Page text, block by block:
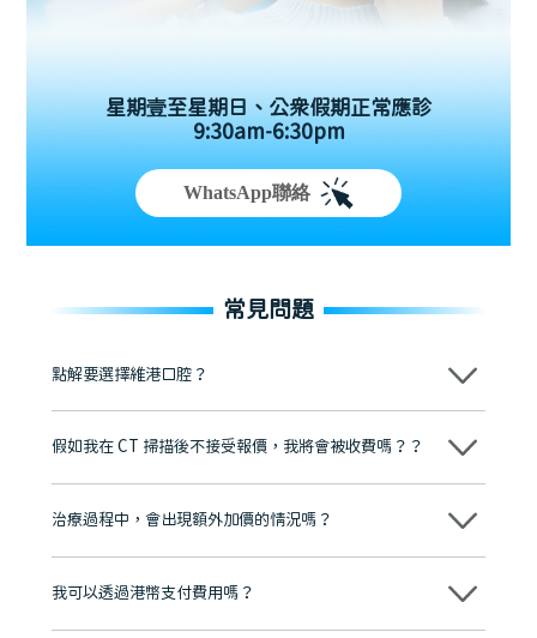
星期壹至星期日、公眾假期正常應診
9:30am-6:30pm
WhatsApp聯絡
常見問題
點解要選擇維港口腔？
維港口腔踐行「醫道濟世」的大學校訓，各分院匯聚來自香港、內地的
牌」、「2025香港企業領袖品牌」，是諾貝爾種植系統全球放心植牙中
至今已服務超過三十個國家和地區的顧客，受到粵港澳大灣區及周邊城
市市民極高的口碑評價及信任推薦 珠海、深圳設有八大分院，香港亦設
有咨詢及服務保障中心，有任何問題都可以隨時預約免費咨詢，讓人十
假如我在 CT 掃描後不接受報價，我將會被收費嗎？？
不會！只要未開始實際服務之前，你不會被收取任何費用。
治療過程中，會出現額外加價的情況嗎？
不會，治療前我們會詳細說明治療方案及對應的價錢，顧客同意並簽字
我可以透過港幣支付費用嗎？
可以。維港口腔會按照當日匯率轉算收取費用，而匯率會及時告知客人